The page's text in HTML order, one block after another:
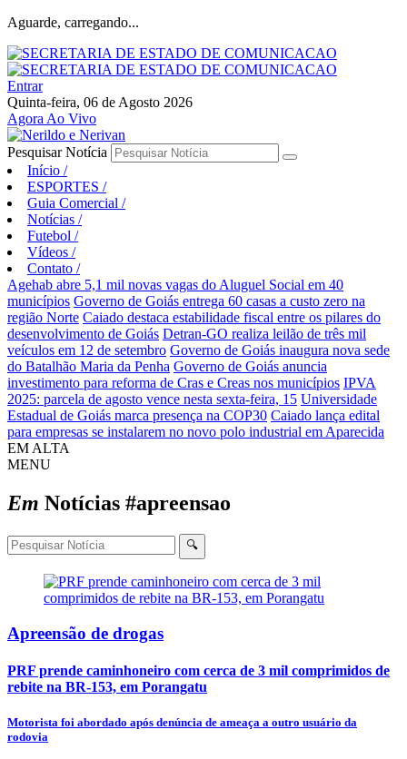
Aguarde, carregando...
Entrar
Quinta-feira, 06 de Agosto 2026
Agora Ao Vivo
Pesquisar Notícia
Início /
ESPORTES /
Guia Comercial /
Notícias /
Futebol /
Vídeos /
Contato /
Agehab abre 5,1 mil novas vagas do Aluguel Social em 40
municípios Governo de Goiás entrega 60 casas a custo zero na
região Norte Caiado destaca estabilidade fiscal entre os pilares do
desenvolvimento de Goiás Detran-GO realiza leilão de três mil
veículos em 12 de setembro Governo de Goiás inaugura nova sede
do Batalhão Maria da Penha Governo de Goiás anuncia
investimento para reforma de Cras e Creas nos municípios IPVA
2025: parcela de agosto vence nesta sexta-feira, 15 Universidade
Estadual de Goiás marca presença na COP30 Caiado lança edital
para empresas se instalarem no novo polo industrial em Aparecida
EM ALTA
MENU
Em Notícias #apreensao
🔍
Apreensão de drogas
PRF prende caminhoneiro com cerca de 3 mil comprimidos de
rebite na BR-153, em Porangatu
Motorista foi abordado após denúncia de ameaça a outro usuário da
rodovia